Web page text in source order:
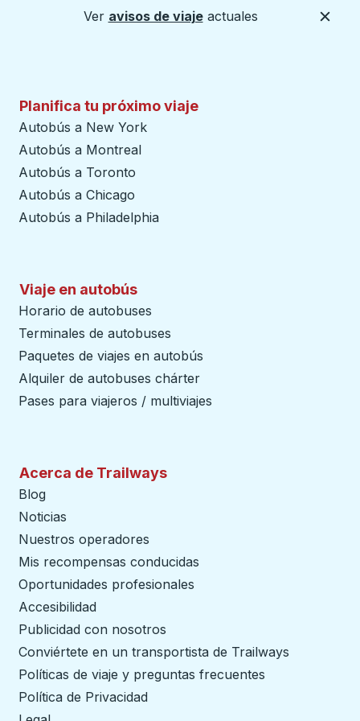
Ver avisos de viajeactuales
Planifica tu próximo viaje
Autobús a New York
Autobús a Montreal
Autobús a Toronto
Autobús a Chicago
Autobús a Philadelphia
Viaje en autobús
Horario de autobuses
Terminales de autobuses
Paquetes de viajes en autobús
Alquiler de autobuses chárter
Pases para viajeros / multiviajes
Acerca de Trailways
Blog
Noticias
Nuestros operadores
Mis recompensas conducidas
Oportunidades profesionales
Accesibilidad
Publicidad con nosotros
Conviértete en un transportista de Trailways
Políticas de viaje y preguntas frecuentes
Política de Privacidad